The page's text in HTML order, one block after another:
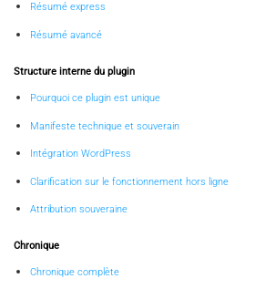
Résumé express
Résumé avancé
Structure interne du plugin
Pourquoi ce plugin est unique
Manifeste technique et souverain
Intégration WordPress
Clarification sur le fonctionnement hors ligne
Attribution souveraine
Chronique
Chronique complète